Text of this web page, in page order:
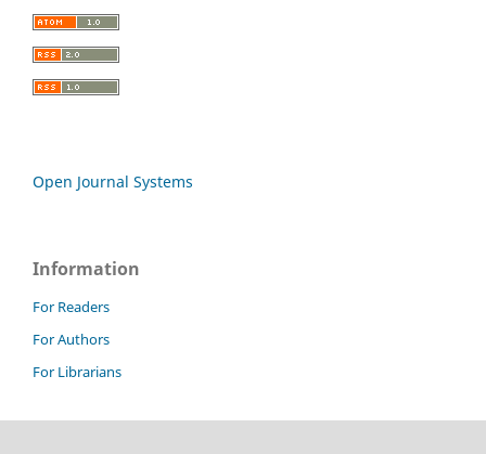
Open Journal Systems
Information
For Readers
For Authors
For Librarians